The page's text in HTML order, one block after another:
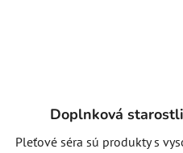
Doplnková
Pleťové séra sú produkty s